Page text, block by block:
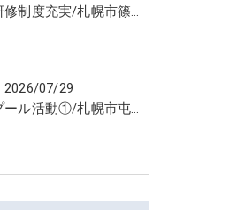
研修制度充実/札幌市篠路 児童発達支援・放課後等デイサービス ぷれじーる
2026/07/29
プール活動①/札幌市屯田・放課後等デイサービス くるわーる